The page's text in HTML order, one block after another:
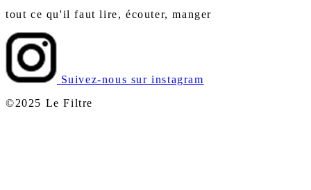
tout ce qu'il faut lire, écouter, manger
Suivez-nous sur instagram
©2025 Le Filtre